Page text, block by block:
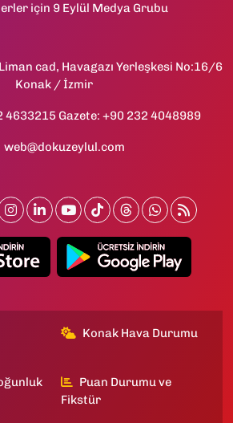
için 9 Eylül Medya Grubu
cad, Havagazı Yerleşkesi No:16/6
Konak / İzmir
4633215 Gazete: +90 232 4048989
web@dokuzeylul.com
Konak Hava Durumu
Puan Durumu ve
Fikstür